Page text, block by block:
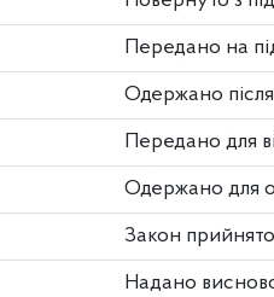
Передано на
Одержано після
Передано для
Одержано для
Закон прийнято
Надано